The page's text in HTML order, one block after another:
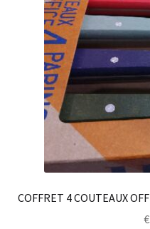
COFFRET 4 COUTEAUX
€